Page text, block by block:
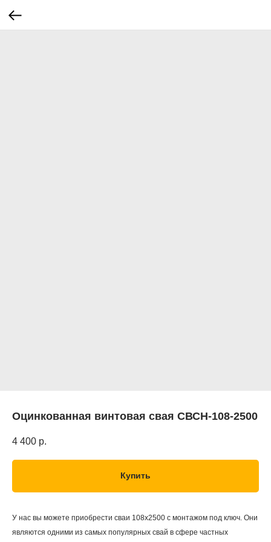
Оцинкованная винтовая свая СВСН-108-2500
4 400 р.
Купить
У нас вы можете приобрести сваи 108х2500 с монтажом под ключ. Они
являются одними из самых популярных свай в сфере частных